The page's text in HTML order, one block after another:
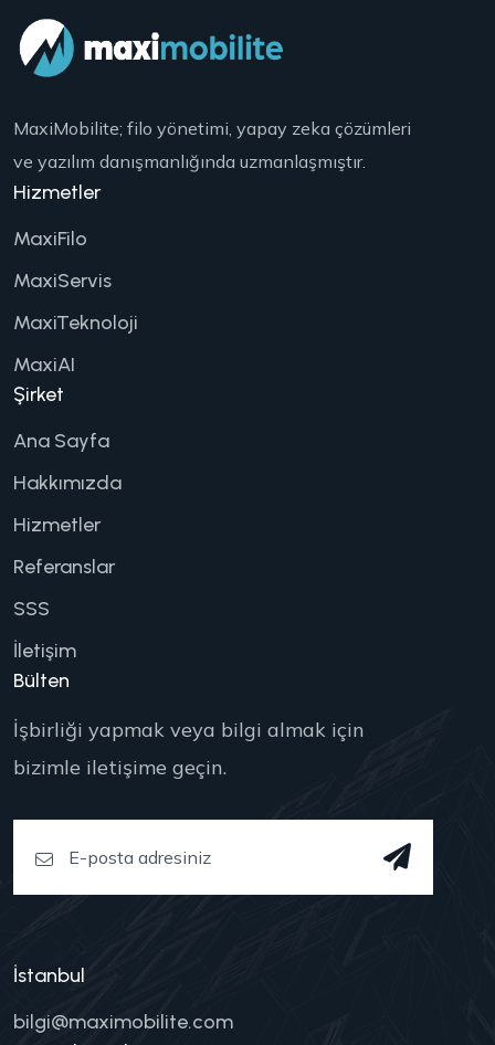
MaxiMobilite; filo yönetimi, yapay zeka çözümleri
ve yazılım danışmanlığında uzmanlaşmıştır.
Hizmetler
MaxiFilo
MaxiServis
MaxiTeknoloji
MaxiAI
Şirket
Ana Sayfa
Hakkımızda
Hizmetler
Referanslar
SSS
İletişim
Bülten
İşbirliği yapmak veya bilgi almak için
bizimle iletişime geçin.
İstanbul
bilgi@maximobilite.com